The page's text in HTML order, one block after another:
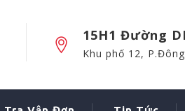
15H1 Đường
Khu phố 12,